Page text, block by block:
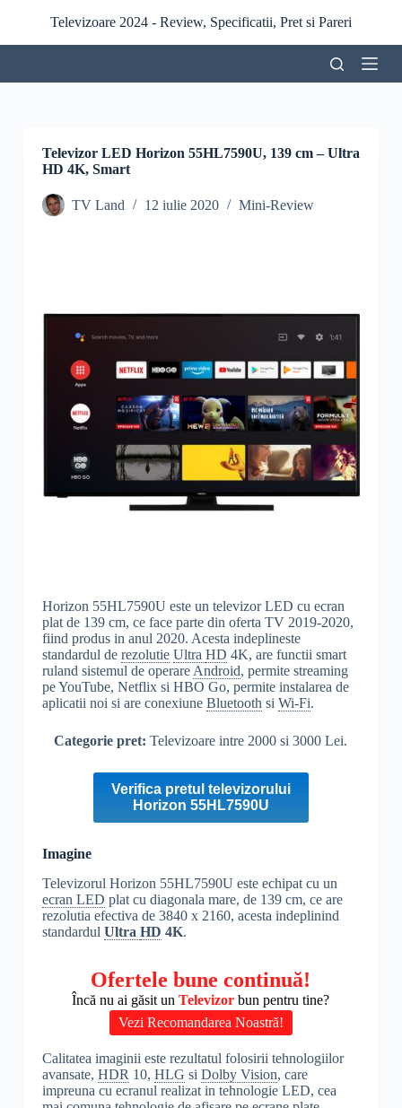
r
l
Televizoare 2024 - Review, Specificatii, Pret si Pareri
Televizor LED Horizon 55HL7590U, 139 cm – Ultra
HD 4K, Smart
TV Land 12 iulie 2020 Mini-Review
Horizon 55HL7590U este un televizor LED cu ecran
plat de 139 cm, ce face parte din oferta TV 2019-2020,
fiind produs in anul 2020. Acesta indeplineste
standardul de rezolutie Ultra HD 4K, are functii smart
ruland sistemul de operare Android, permite streaming
pe YouTube, Netflix si HBO Go, permite instalarea de
aplicatii noi si are conexiune Bluetooth si Wi-Fi.
Categorie pret:Televizoare intre 2000 si 3000 Lei.
Verifica pretul televizorului
Horizon 55HL7590U
Imagine
Televizorul Horizon 55HL7590U este echipat cu un
ecran LED plat cu diagonala mare, de 139 cm, ce are
rezolutia efectiva de 3840 x 2160, acesta indeplinind
standardul Ultra HD 4K.
Ofertele bune continuă!
Încă nu ai găsit unTelevizorbun pentru tine?
Vezi Recomandarea Noastră!
Calitatea imaginii este rezultatul folosirii tehnologiilor
avansate, HDR 10, HLG si Dolby Vision, care
impreuna cu ecranul realizat in tehnologie LED, cea